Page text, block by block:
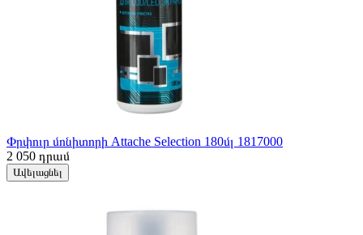
Փրփուր մոնիտորի Attache Selection 180մլ 1817000
2 050 դրամ
Ավելացնել